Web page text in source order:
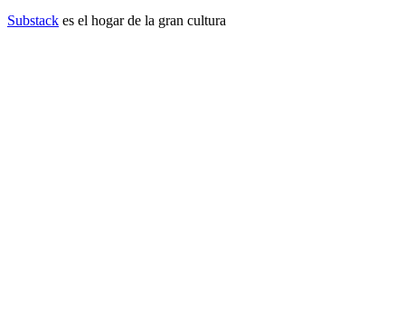
Substack es el hogar de la gran cultura